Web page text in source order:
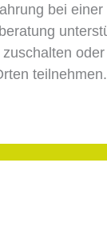
bei einer
teilnehmen.